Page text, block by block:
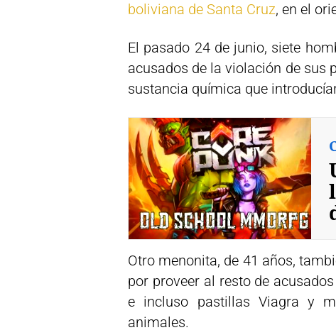
boliviana de Santa Cruz, en el
El pasado 24 de junio, siete
acusados de la violación de sus
sustancia química que
Otro menonita, de 41 años,
por proveer al resto de
e incluso pastillas Viagra y
animales.